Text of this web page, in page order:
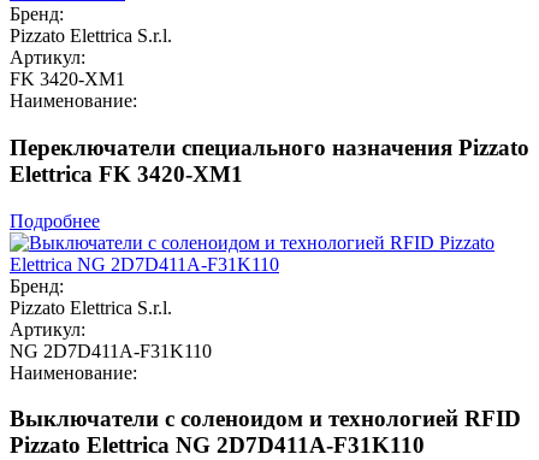
Бренд:
Pizzato Elettrica S.r.l.
Артикул:
FK 3420-XM1
Наименование:
Переключатели специального назначения Pizzato
Elettrica FK 3420-XM1
Подробнее
Бренд:
Pizzato Elettrica S.r.l.
Артикул:
NG 2D7D411A-F31K110
Наименование:
Выключатели с соленоидом и технологией RFID
Pizzato Elettrica NG 2D7D411A-F31K110